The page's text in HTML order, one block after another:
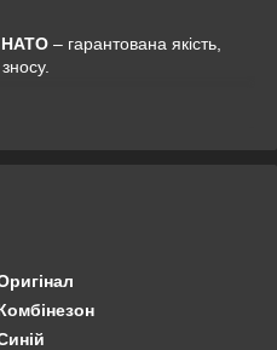
НАТО – гарантована якість,